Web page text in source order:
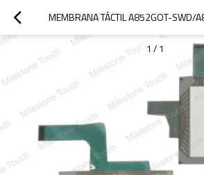
1 / 1